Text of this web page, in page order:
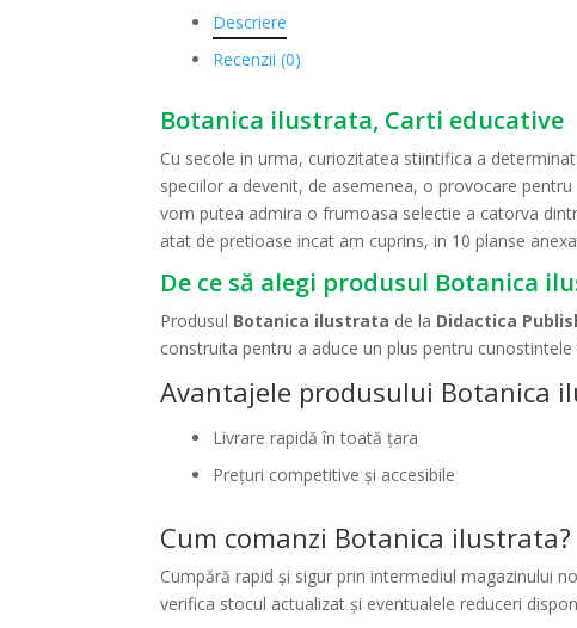
Descriere
Recenzii (0)
Botanica ilustrata, Carti educative
Cu secole in urma, curiozitatea stiintifica a
speciilor a devenit, de asemenea, o provocare
vom putea admira o frumoasa selectie a catorva
atat de pretioase incat am cuprins, in 10 planse
De ce să alegi produsul Botanica
Produsul Botanica ilustrata de la Didactica
construita pentru a aduce un plus pentru cunostintele
Avantajele produsului Botanica
Livrare rapidă în toată țara
Prețuri competitive și accesibile
Cum comanzi Botanica ilustrata?
Cumpără rapid și sigur prin intermediul magazinului
verifica stocul actualizat și eventualele reduceri